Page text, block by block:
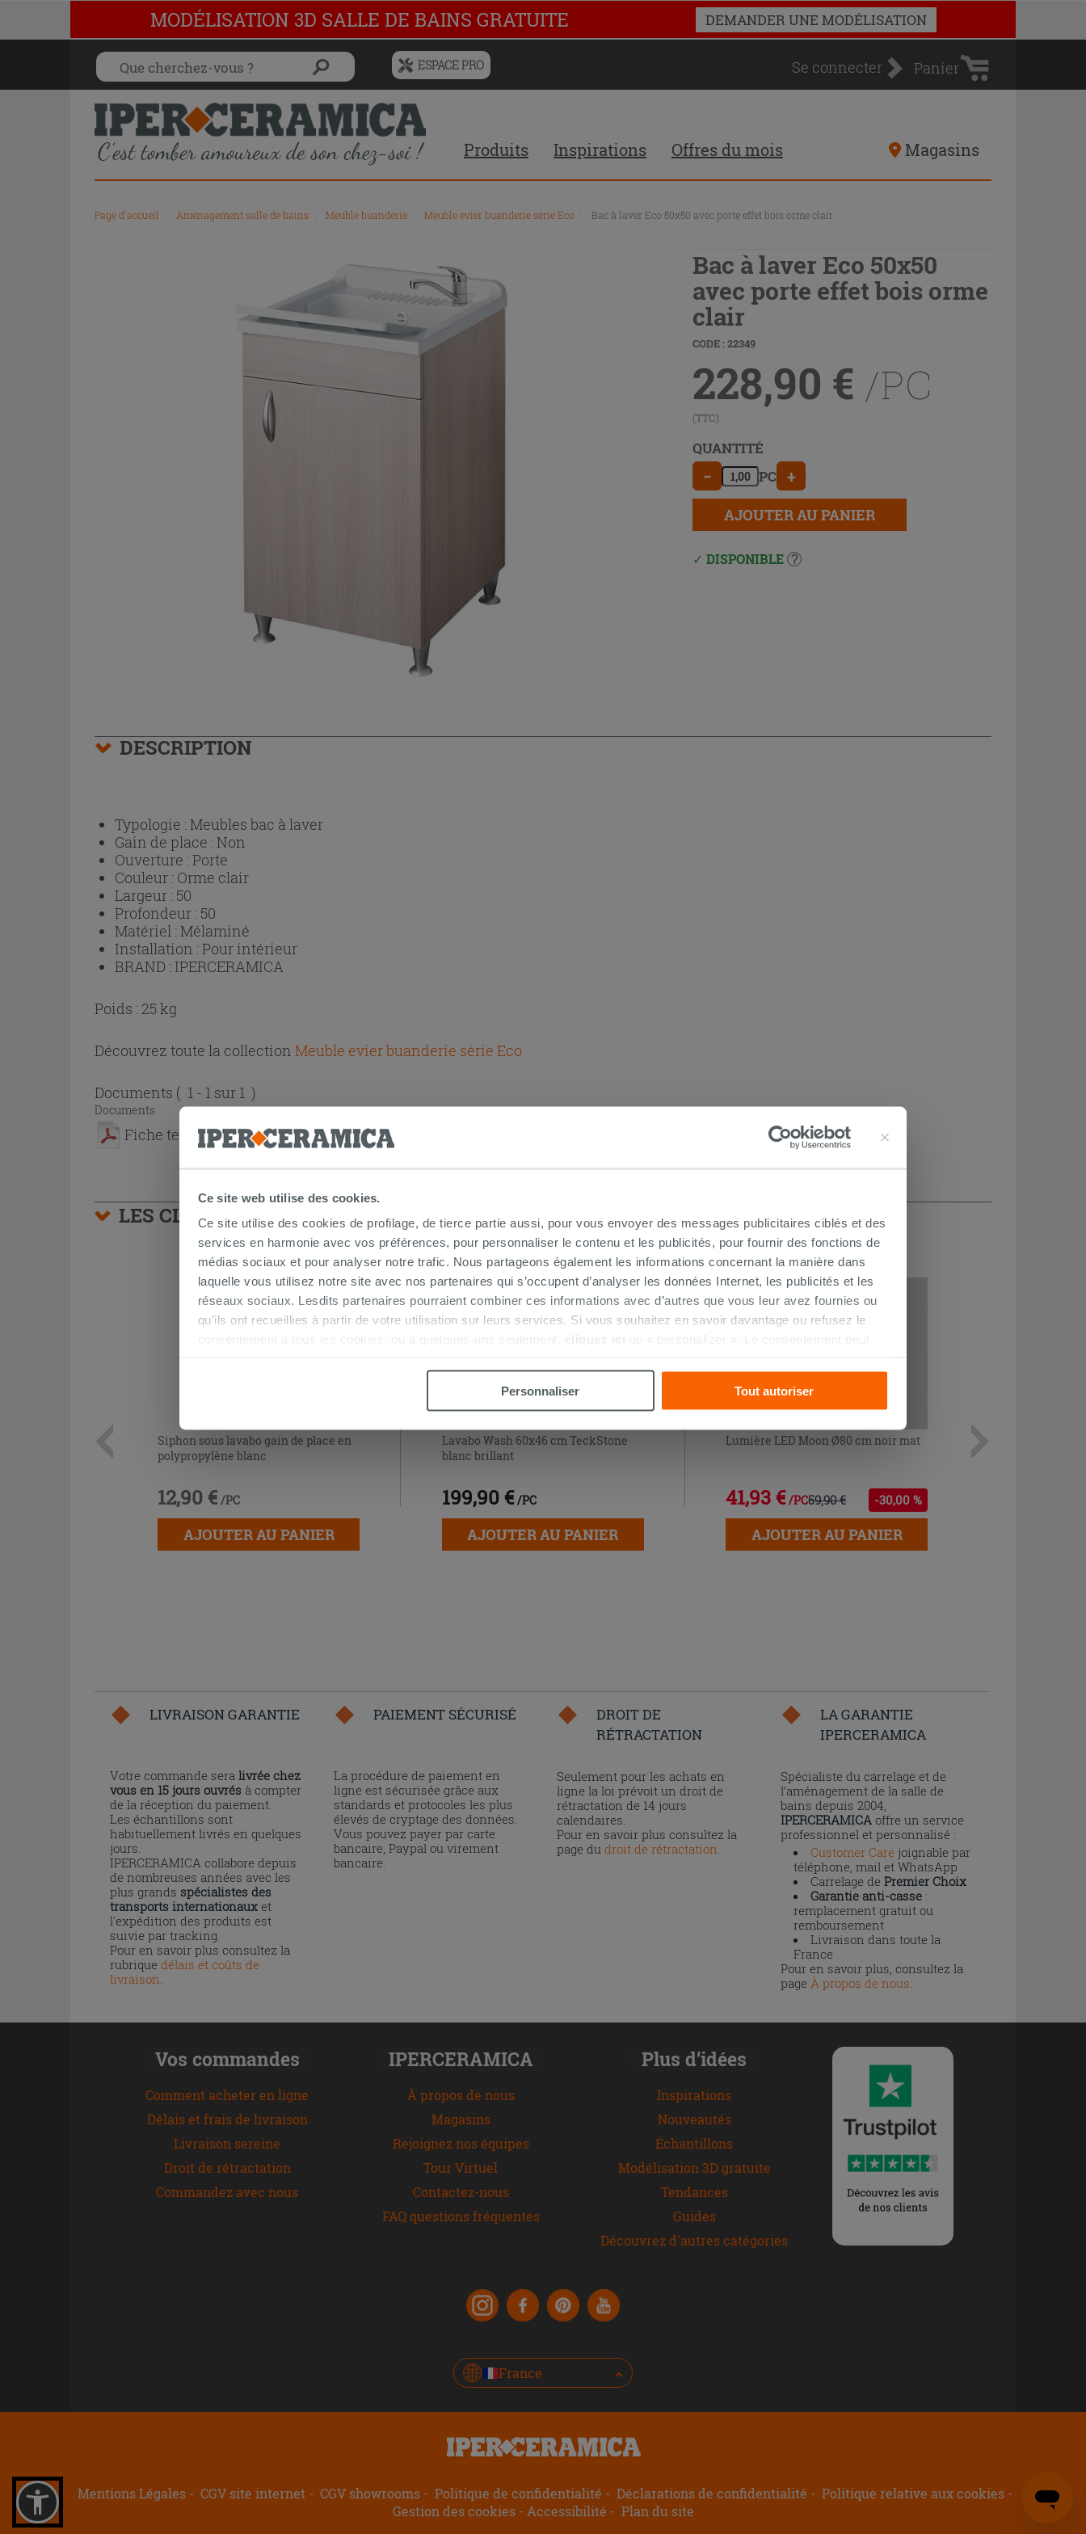
Ce site web utilise des cookies.
Ce site utilise des cookies de profilage, de tierce partie aussi, pour vous envoyer des messages publicitaires ciblés et des
services en harmonie avec vos préférences, pour personnaliser le contenu et les publicités, pour fournir des fonctions de
médias sociaux et pour analyser notre trafic. Nous partageons également les informations concernant la manière dans
laquelle vous utilisez notre site avec nos partenaires qui s’occupent d’analyser les données Internet, les publicités et les
réseaux sociaux. Lesdits partenaires pourraient combiner ces informations avec d’autres que vous leur avez fournies ou
qu’ils ont recueillies à partir de votre utilisation sur leurs services. Si vous souhaitez en savoir davantage ou refusez le
consentement à tous les cookies, ou à quelques-uns seulement,
cliquez ici ou « personalizer ». Le consentement peut
Personnaliser
Tout autoriser
MODÉLISATION 3D SALLE DE BAINS GRATUITE DEMANDER UNE MODÉLISATION
Menu
de
l'historique
des
recherches
du
recommandé
ESPACE PRO Se connecter
Panier
d'achat
Panier
Produits Inspirations Offres du mois Magasins
Page d'accueil Aménagement salle de bains Meuble buanderie Meuble evier buanderie série Eco Bac à laver Eco 50x50 avec porte effet bois orme clair
Bac à laver Eco 50x50
avec porte effet bois orme
clair
CODE : 22349
228,90 € /PC
(TTC)
QUANTITÉ
− PC +
AJOUTER AU PANIER
DISPONIBLE
DESCRIPTION
Typologie :Meubles bac à laver
Gain de place :Non
Ouverture :Porte
Couleur : Orme clair
Largeur : 50
Profondeur : 50
Matériel :Mélaminé
Installation :Pour intérieur
BRAND : IPERCERAMICA
Poids : 25 kg
Découvrez toute la collection Meuble evier buanderie série Eco
Documents ( 1 - 1 sur 1 )
Documents
Fiche technique
LES CLIENTS AYANT ACHETÉ CE PRODUIT ONT ÉGALEMENT ACHETÉ
Siphon sous lavabo gain de place en
polypropylène blanc
12,90 € /PC
AJOUTER AU PANIER
SÉLECTION IPERCERAMICA
Lavabo Wash 60x46 cm TeckStone
blanc brillant
199,90 € /PC
AJOUTER AU PANIER
PROMO
Lumière LED Moon Ø80 cm noir mat
41,93 € /PC59,90 € -30,00 %
AJOUTER AU PANIER
LIVRAISON GARANTIE
Votre commande sera livrée chez
vous en 15 jours ouvrés à compter
de la réception du paiement.
Les échantillons sont
habituellement livrés en quelques
jours.
IPERCERAMICA collabore depuis
de nombreuses années avec les
plus grands spécialistes des
transports internationaux et
l'expédition des produits est
suivie par tracking.
Pour en savoir plus consultez la
rubrique délais et coûts de
livraison.
PAIEMENT SÉCURISÉ
La procédure de paiement en
ligne est sécurisée grâce aux
standards et protocoles les plus
élevés de cryptage des données.
Vous pouvez payer par carte
bancaire, Paypal ou virement
bancaire.
DROIT DE
RÉTRACTATION
Seulement pour les achats en
ligne la loi prévoit un droit de
rétractation de 14 jours
calendaires.
Pour en savoir plus consultez la
page dudroit de rétractation.
LA GARANTIE
IPERCERAMICA
Spécialiste du carrelage et de
l’aménagement de la salle de
bains depuis 2004,
IPERCERAMICAoffre un service
professionnel et personnalisé :
Customer Carejoignable par
téléphone, mail et WhatsApp
Carrelage de Premier Choix
Garantie anti-casse:
remplacement gratuit ou
remboursement
Livraison dans toute la
France
Pour en savoir plus, consultez la
page À propos de nous.
Vos commandes
Comment acheter en ligne
Délais et frais de livraison
Livraison sereine
Droit de rétractation
Commandez avec nous
IPERCERAMICA
À propos de nous
Magasins
Rejoignez nos équipes
Tour Virtuel
Contactez-nous
FAQ questions fréquentes
Plus d’idées
Inspirations
Nouveautés
Échantillons
Modélisation 3D gratuite
Tendances
Guides
Découvrez d'autres catégories
France
Mentions Légales CGV site internet CGV showrooms Politique de confidentialité Déclarations de confidentialité
Politique relative aux cookies
Gestion des cookies
Accessibilité Plan du site